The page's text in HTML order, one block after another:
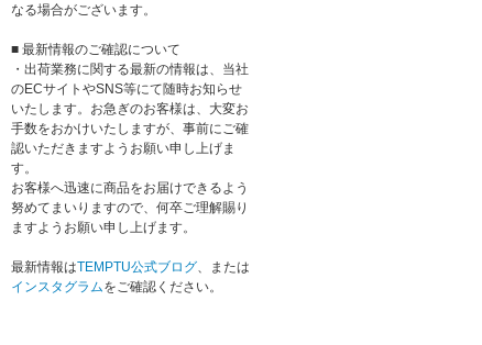
なる場合がございます。
■ 最新情報のご確認について
・出荷業務に関する最新の情報は、当社
のECサイトやSNS等にて随時お知らせ
いたします。お急ぎのお客様は、大変お
手数をおかけいたしますが、事前にご確
認いただきますようお願い申し上げま
す。
お客様へ迅速に商品をお届けできるよう
努めてまいりますので、何卒ご理解賜り
ますようお願い申し上げます。
最新情報はTEMPTU公式ブログ、または
インスタグラムをご確認ください。